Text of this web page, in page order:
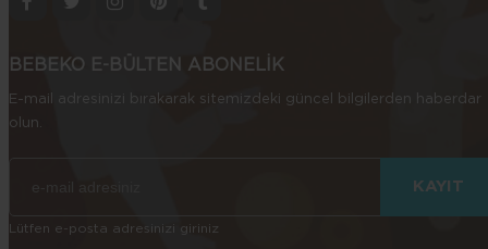
BEBEKO E-BÜLTEN ABONELİK
E-mail adresinizi bırakarak sitemizdeki güncel bilgilerden haberdar
olun.
Lütfen e-posta adresinizi giriniz